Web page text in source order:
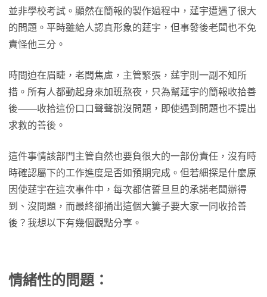
並非學校考試。顯然在簡報的製作過程中，莛宇遭遇了很大
的問題。平時雖給人認真形象的莛宇，但事發後老闆也不免
責怪他三分。
時間迫在眉睫，老闆焦慮，主管緊張，莛宇則一副不知所
措。所有人都動起身來加班熬夜，只為幫莛宇的簡報收拾善
後——收拾這份口口聲聲說沒問題，即使遇到問題也不提出
求救的善後。
這件事情該部門主管自然也要負很大的一部份責任，沒有時
時確認屬下的工作進度是否如預期完成。但若細探是什麼原
因使莛宇在這次事件中，每次都信誓旦旦的承諾老闆辦得
到、沒問題，而最終卻捅出這個大簍子要大家一同收拾善
後？我想以下有幾個觀點分享。
情緒性的問題：